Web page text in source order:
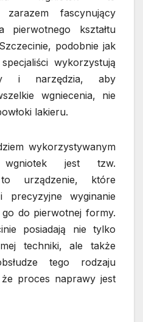
fascynujący
pierwotnego kształtu
podobnie jak
wykorzystują
i narzędzia, aby
wgniecenia, nie
lakieru.
wykorzystywanym
jest tzw.
urządzenie, które
precyzyjne wyginanie
do pierwotnej formy.
posiadają nie tylko
techniki, ale także
tego rodzaju
proces naprawy jest